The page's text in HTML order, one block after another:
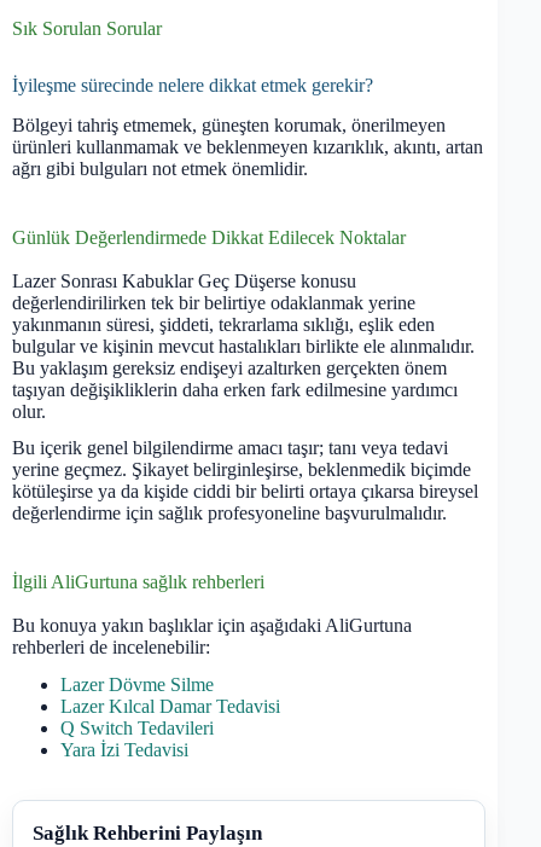
Sık Sorulan Sorular
İyileşme sürecinde nelere dikkat etmek gerekir?
Bölgeyi tahriş etmemek, güneşten korumak, önerilmeyen
ürünleri kullanmamak ve beklenmeyen kızarıklık, akıntı, artan
ağrı gibi bulguları not etmek önemlidir.
Günlük Değerlendirmede Dikkat Edilecek Noktalar
Lazer Sonrası Kabuklar Geç Düşerse konusu
değerlendirilirken tek bir belirtiye odaklanmak yerine
yakınmanın süresi, şiddeti, tekrarlama sıklığı, eşlik eden
bulgular ve kişinin mevcut hastalıkları birlikte ele alınmalıdır.
Bu yaklaşım gereksiz endişeyi azaltırken gerçekten önem
taşıyan değişikliklerin daha erken fark edilmesine yardımcı
olur.
Bu içerik genel bilgilendirme amacı taşır; tanı veya tedavi
yerine geçmez. Şikayet belirginleşirse, beklenmedik biçimde
kötüleşirse ya da kişide ciddi bir belirti ortaya çıkarsa bireysel
değerlendirme için sağlık profesyoneline başvurulmalıdır.
İlgili AliGurtuna sağlık rehberleri
Bu konuya yakın başlıklar için aşağıdaki AliGurtuna
rehberleri de incelenebilir:
Lazer Dövme Silme
Lazer Kılcal Damar Tedavisi
Q Switch Tedavileri
Yara İzi Tedavisi
Sağlık Rehberini Paylaşın